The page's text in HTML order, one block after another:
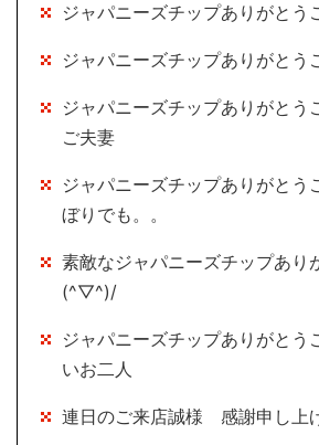
ジャパニーズチップありがとう
ジャパニーズチップありがとう
ジャパニーズチップありがとう
ご夫妻
ジャパニーズチップありがとう
ぼりでも。。
素敵なジャパニーズチップあり
(^▽^)/
ジャパニーズチップありがとう
いお二人
連日のご来店誠様 感謝申し上